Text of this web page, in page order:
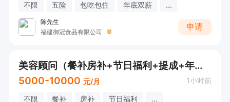
不限 五险 包吃包住 年底双薪 ...
陈先生
福建御冠食品有限公司
申请
美容顾问（餐补房补+节日福利+提成+年终奖）
5000-10000 元/月 1小时前
不限 餐补 房补 节日福利 ...